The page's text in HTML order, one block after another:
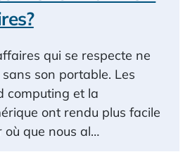
qui se respecte ne
son portable. Les
computing et la
ont rendu plus facile
que nous al…